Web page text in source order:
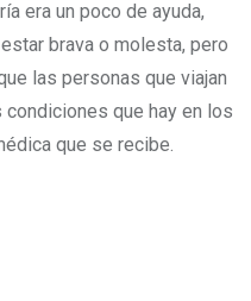
era un poco de ayuda,
brava o molesta, pero
las personas que viajan
que hay en los
que se recibe.